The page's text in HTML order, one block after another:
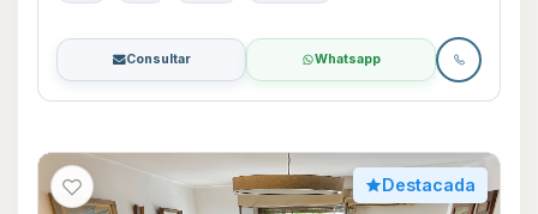
Consultar Whatsapp
Destacada